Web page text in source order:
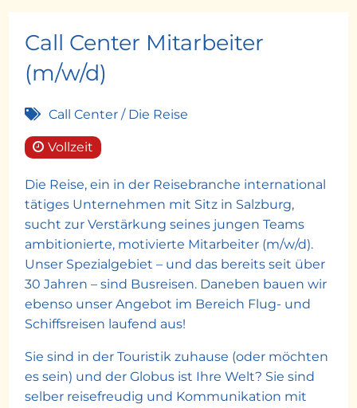
Call Center Mitarbeiter
(m/w/d)
Call Center / Die Reise
Vollzeit
Die Reise, ein in der Reisebranche international
tätiges Unternehmen mit Sitz in Salzburg,
sucht zur Verstärkung seines jungen Teams
ambitionierte, motivierte Mitarbeiter (m/w/d).
Unser Spezialgebiet – und das bereits seit über
30 Jahren – sind Busreisen. Daneben bauen wir
ebenso unser Angebot im Bereich Flug- und
Schiffsreisen laufend aus!
Sie sind in der Touristik zuhause (oder möchten
es sein) und der Globus ist Ihre Welt? Sie sind
selber reisefreudig und Kommunikation mit